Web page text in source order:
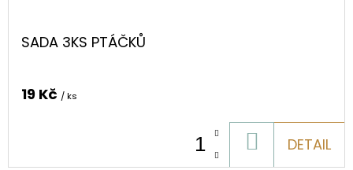
SADA 3KS PTÁČKŮ
19 Kč / ks
DETAIL